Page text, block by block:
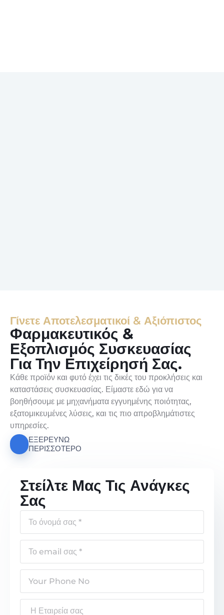
Γίνετε Αποτελεσματικοί & Αξιόπιστος
Φαρμακευτικός &
Εξοπλισμός Συσκευασίας
Για Την Επιχείρησή Σας.
Κάθε προϊόν και φυτό έχει τις δικές του προκλήσεις και
καταστάσεις συσκευασίας. Είμαστε εδώ για να
βοηθήσουμε με μηχανήματα εγγυημένης ποιότητας,
εξατομικευμένες λύσεις, και τις πιο απροβλημάτιστες
υπηρεσίες.
ΕΞΕΡΕΥΝΏ
ΠΕΡΙΣΣΌΤΕΡΟ
Στείλτε Μας Τις Ανάγκες
Σας